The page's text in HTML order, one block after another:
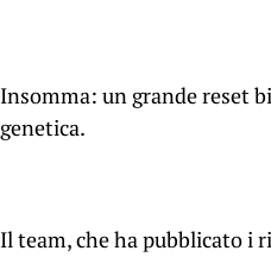
Insomma: un grande reset
genetica.
Il team, che ha pubblicato i